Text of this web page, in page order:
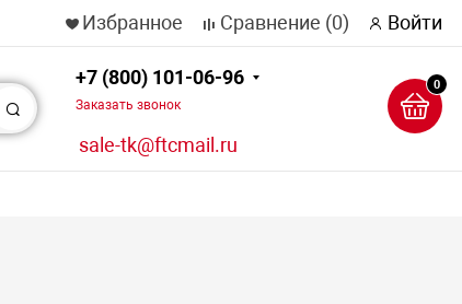
Избранное Сравнение (0) Войти
Поиск
+7 (800) 101-06-96
Заказать звонок
sale-tk@ftcmail.ru
0